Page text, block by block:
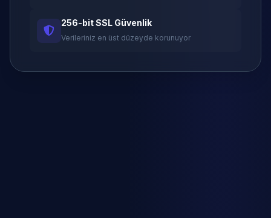
256-bit SSL Güvenlik
Verileriniz en üst düzeyde korunuyor